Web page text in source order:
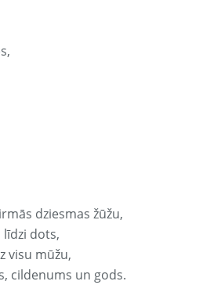
dziesmas žūžu,
dots,
visu mūžu,
cildenums un gods.